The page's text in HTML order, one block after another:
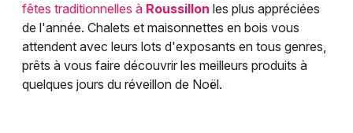
fêtes traditionnelles à Roussillon les plus appréciées
de l'année. Chalets et maisonnettes en bois vous
attendent avec leurs lots d'exposants en tous genres,
prêts à vous faire découvrir les meilleurs produits à
quelques jours du réveillon de Noël.